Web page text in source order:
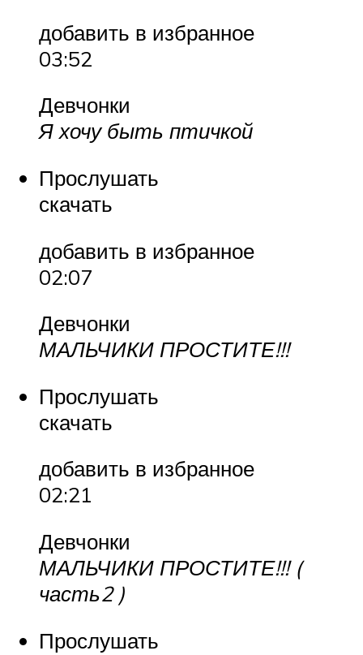
добавить в избранное
03:52
Девчонки
Я хочу быть птичкой
Прослушать
скачать
добавить в избранное
02:07
Девчонки
МАЛЬЧИКИ ПРОСТИТЕ!!!
Прослушать
скачать
добавить в избранное
02:21
Девчонки
МАЛЬЧИКИ ПРОСТИТЕ!!! (
часть2 )
Прослушать